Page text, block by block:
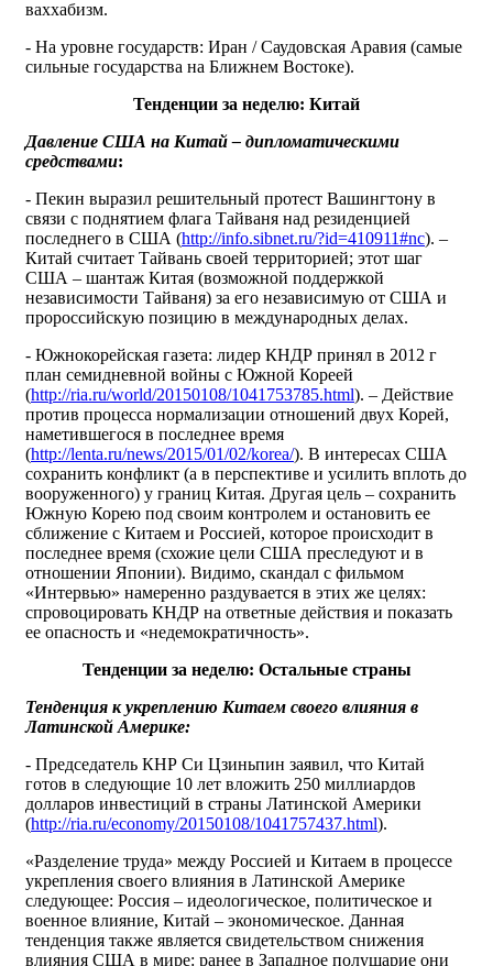
ваххабизм.
- На уровне государств: Иран / Саудовская Аравия (самые
сильные государства на Ближнем Востоке).
Тенденции за неделю: Китай
Давление США на Китай – дипломатическими
средствами:
- Пекин выразил решительный протест Вашингтону в
связи с поднятием флага Тайваня над резиденцией
последнего в США (http://info.sibnet.ru/?id=410911#nc). –
Китай считает Тайвань своей территорией; этот шаг
США – шантаж Китая (возможной поддержкой
независимости Тайваня) за его независимую от США и
пророссийскую позицию в международных делах.
- Южнокорейская газета: лидер КНДР принял в 2012 г
план семидневной войны с Южной Кореей
(http://ria.ru/world/20150108/1041753785.html). – Действие
против процесса нормализации отношений двух Корей,
наметившегося в последнее время
(http://lenta.ru/news/2015/01/02/korea/). В интересах США
сохранить конфликт (а в перспективе и усилить вплоть до
вооруженного) у границ Китая. Другая цель – сохранить
Южную Корею под своим контролем и остановить ее
сближение с Китаем и Россией, которое происходит в
последнее время (схожие цели США преследуют и в
отношении Японии). Видимо, скандал с фильмом
«Интервью» намеренно раздувается в этих же целях:
спровоцировать КНДР на ответные действия и показать
ее опасность и «недемократичность».
Тенденции за неделю: Остальные страны
Тенденция к укреплению Китаем своего влияния в
Латинской Америке:
- Председатель КНР Си Цзиньпин заявил, что Китай
готов в следующие 10 лет вложить 250 миллиардов
долларов инвестиций в страны Латинской Америки
(http://ria.ru/economy/20150108/1041757437.html).
«Разделение труда» между Россией и Китаем в процессе
укрепления своего влияния в Латинской Америке
следующее: Россия – идеологическое, политическое и
военное влияние, Китай – экономическое. Данная
тенденция также является свидетельством снижения
влияния США в мире: ранее в Западное полушарие они